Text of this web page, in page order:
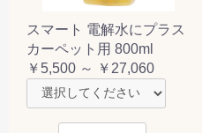
スマート 電解水にプラス
カーペット用 800ml
￥5,500 ～ ￥27,060